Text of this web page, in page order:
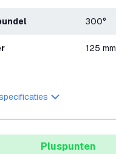
300°
125 mm
Pluspunten